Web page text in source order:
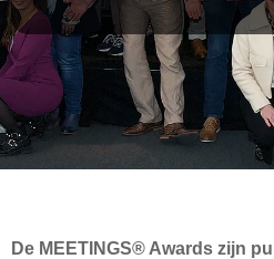
De MEETINGS® Awards zijn